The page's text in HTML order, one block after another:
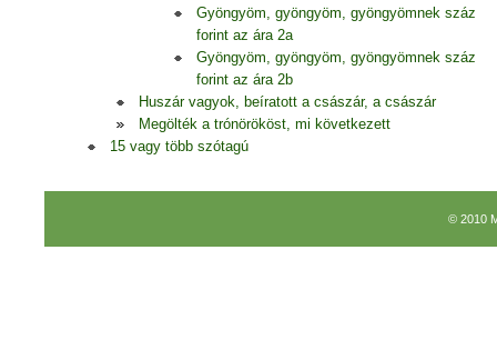
Gyöngyöm, gyöngyöm, gyöngyömnek száz
forint az ára 2a
Gyöngyöm, gyöngyöm, gyöngyömnek száz
forint az ára 2b
Huszár vagyok, beíratott a császár, a császár
Megölték a trónörököst, mi következett
15 vagy több szótagú
© 2010